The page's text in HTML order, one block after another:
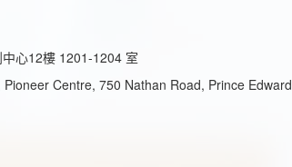
心12樓 1201-1204 室
Centre, 750 Nathan Road, Prince Edward